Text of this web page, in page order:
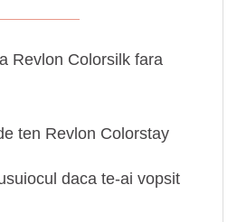
Revlon Colorsilk fara
ten Revlon Colorstay
daca te-ai vopsit